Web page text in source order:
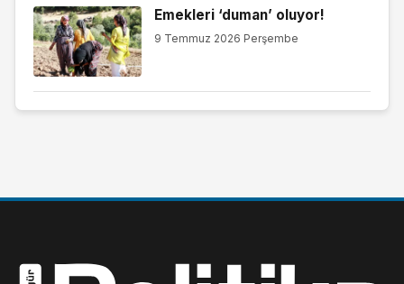
Emekleri ‘duman’ oluyor!
9 Temmuz 2026 Perşembe